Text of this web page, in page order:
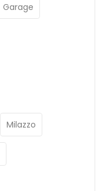
Garage
Milazzo